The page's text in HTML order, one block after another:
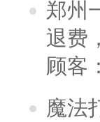
郑州
退费
顾客
魔法